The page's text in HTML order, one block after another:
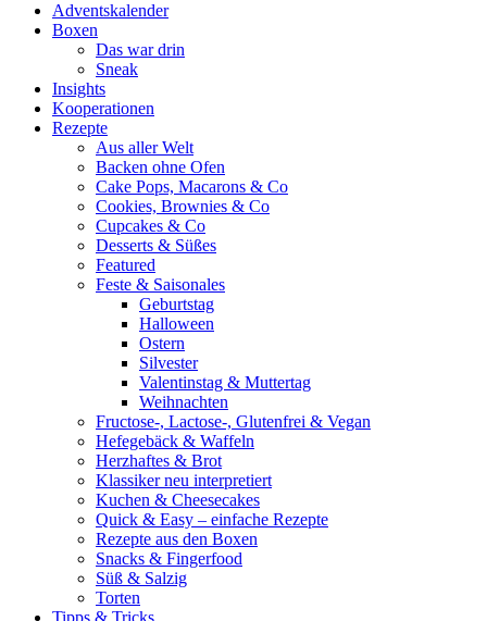
Adventskalender
Boxen
Das war drin
Sneak
Insights
Kooperationen
Rezepte
Aus aller Welt
Backen ohne Ofen
Cake Pops, Macarons & Co
Cookies, Brownies & Co
Cupcakes & Co
Desserts & Süßes
Featured
Feste & Saisonales
Geburtstag
Halloween
Ostern
Silvester
Valentinstag & Muttertag
Weihnachten
Fructose-, Lactose-, Glutenfrei & Vegan
Hefegebäck & Waffeln
Herzhaftes & Brot
Klassiker neu interpretiert
Kuchen & Cheesecakes
Quick & Easy – einfache Rezepte
Rezepte aus den Boxen
Snacks & Fingerfood
Süß & Salzig
Torten
Tipps & Tricks